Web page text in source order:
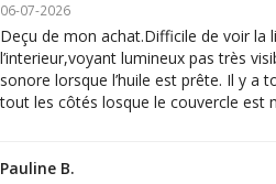
06-07-2026
Deçu de mon achat.Difficile de voir la
l’interieur,voyant lumineux pas très
sonore lorsque l’huile est prête. Il y a
tout les côtés losque le couvercle est
Pauline B.